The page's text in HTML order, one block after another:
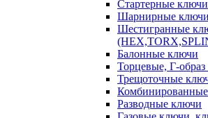
Стартерные ключи
Шарнирные ключи
Шестигранные
Балонные ключи
Торцевые, Г-
Трещоточные
Разводные ключи